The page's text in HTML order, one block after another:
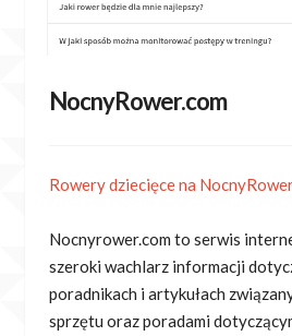
NocnyRower.com
Rowery dziecięce na
Nocnyrower.com to serwis
szeroki wachlarz informacji
poradnikach i artykułach
sprzętu oraz poradami